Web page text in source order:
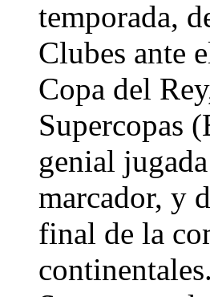
temporada,
Clubes ante
Copa del
Supercopas
genial
marcador, y
final de la